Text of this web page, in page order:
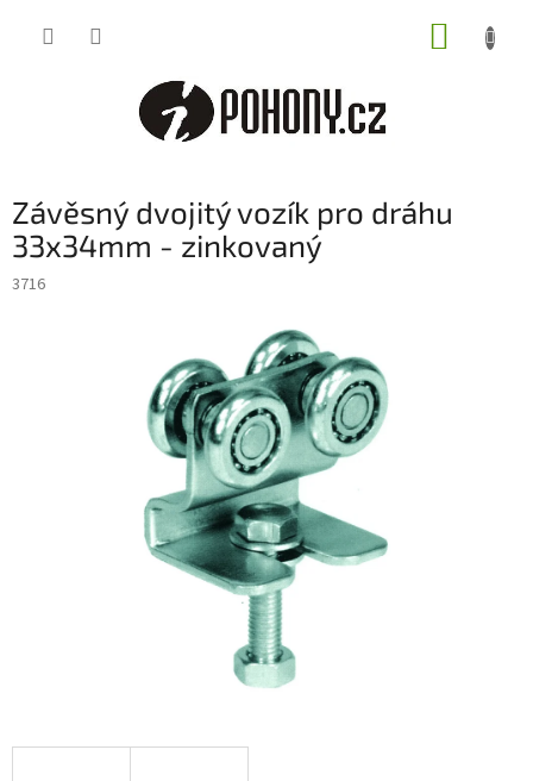
Závěsný dvojitý vozík pro dráhu
33x34mm - zinkovaný
3716